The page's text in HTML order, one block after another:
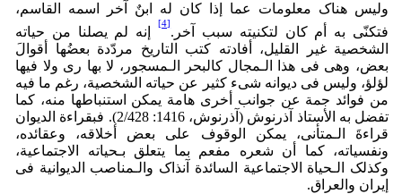
ولیس هناک معلومات عما إذا کان له ابنٌ آخر اسمه القاسم،
فتکنّى به أم کان لتکنیته سبب آخر.
[4]
إنه لم یصلنا من حیاته
الشخصیة غیر القلیل، أفادته کتب التاریخ مردّدة بعضُها أقوالَ
بعض، وهی فی هذا الـمجال کالبحر الـمسجور، لا بها ری ولا فیها
لؤلؤ، ولیس فی دیوانه شیء کثیر عن حیاته الشخصیة، رغم ما فیه
من فوائد جمة عن جوانب أخرى هامة یمکن استنباطها منه، کما
تفضل به الأستاذ آذرنوش (آذرنوش، 1416: 2/428). فبقراءة الدیوان
قراءةَ الـمتأنی، یمکن الوقوف على بعض أخلاقه، وعقائده،
ونفسیاته، کما أن شعره مفعم بما یتعلق بـحیاته الاجتماعیة،
وکذلک الـحیاة الاجتماعیة السائدة آنذاک والـمناصب الدیوانیة فی
إیران والعراق.